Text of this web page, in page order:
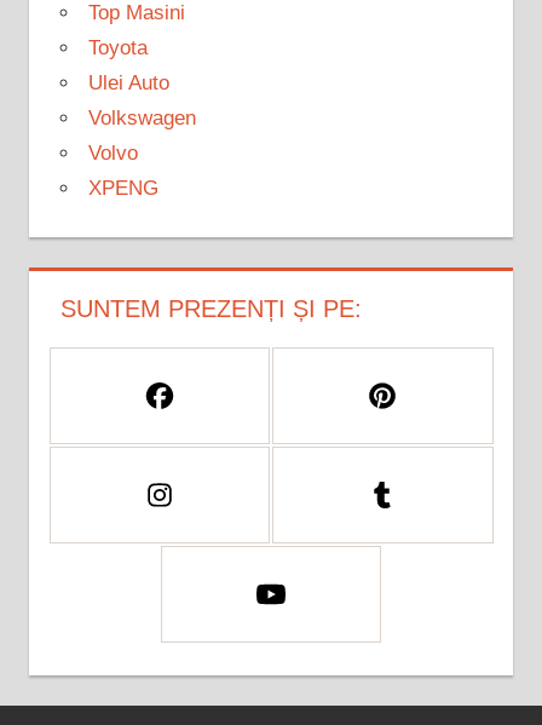
Top Masini
Toyota
Ulei Auto
Volkswagen
Volvo
XPENG
SUNTEM PREZENȚI ȘI PE: